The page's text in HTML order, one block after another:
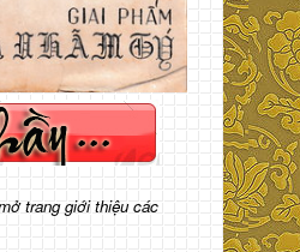
trang giới thiệu các